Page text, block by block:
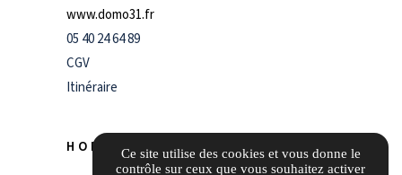
www.domo31.fr
05 40 24 64 89
CGV
Itinéraire
HORAIRESCe site utilise des cookies et vous donne le
contrôle sur ceux que vous souhaitez activer